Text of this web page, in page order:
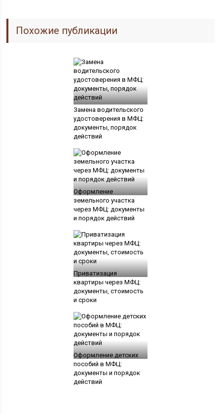
Похожие публикации
Замена водительского
удостоверения в МФЦ:
документы, порядок
действий
Оформление
земельного участка
через МФЦ: документы
и порядок действий
Приватизация
квартиры через МФЦ:
документы, стоимость
и сроки
Оформление детских
пособий в МФЦ:
документы и порядок
действий